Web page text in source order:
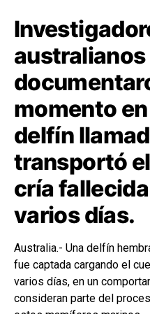
australianos
momento
delfín
transportó
cría
varios días.
Australia.- Una delfín
fue captada cargando el
varios días, en un
consideran parte del